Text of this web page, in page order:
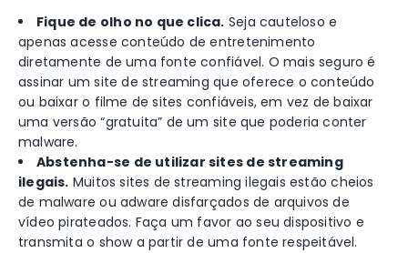
Fique de olho no que clica. Seja cauteloso e
apenas acesse conteúdo de entretenimento
diretamente de uma fonte confiável. O mais seguro é
assinar um site de streaming que oferece o conteúdo
ou baixar o filme de sites confiáveis, em vez de baixar
uma versão “gratuita” de um site que poderia conter
malware.
Abstenha-se de utilizar sites de streaming
ilegais. Muitos sites de streaming ilegais estão cheios
de malware ou adware disfarçados de arquivos de
vídeo pirateados. Faça um favor ao seu dispositivo e
transmita o show a partir de uma fonte respeitável.